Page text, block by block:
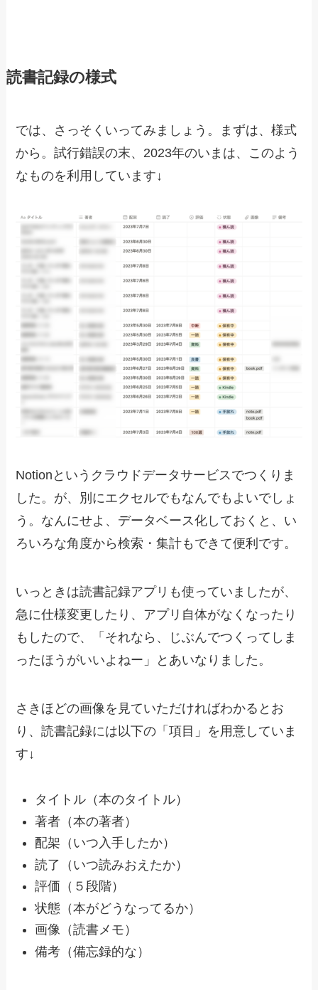
読書記録の様式
では、さっそくいってみましょう。まずは、様式
から。試行錯誤の末、2023年のいまは、このよう
なものを利用しています↓
Notionというクラウドデータサービスでつくりま
した。が、別にエクセルでもなんでもよいでしょ
う。なんにせよ、データベース化しておくと、い
ろいろな角度から検索・集計もできて便利です。
いっときは読書記録アプリも使っていましたが、
急に仕様変更したり、アプリ自体がなくなったり
もしたので、「それなら、じぶんでつくってしま
ったほうがいいよねー」とあいなりました。
さきほどの画像を見ていただければわかるとお
り、読書記録には以下の「項目」を用意していま
す↓
タイトル（本のタイトル）
著者（本の著者）
配架（いつ入手したか）
読了（いつ読みおえたか）
評価（５段階）
状態（本がどうなってるか）
画像（読書メモ）
備考（備忘録的な）